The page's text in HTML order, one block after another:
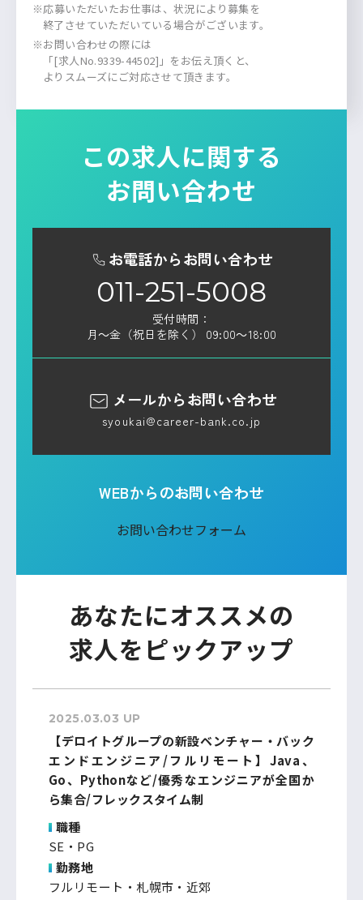
※応募いただいたお仕事は、状況により募集を
終了させていただいている場合がございます。
※お問い合わせの際には
「[求人No.9339-44502]」をお伝え頂くと、
よりスムーズにご対応させて頂きます。
この求人に関する
お問い合わせ
お電話からお問い合わせ
011-251-5008
受付時間：
月～金（祝日を除く） 09:00～18:00
メールからお問い合わせ
syoukai@career-bank.co.jp
WEBからのお問い合わせ
お問い合わせフォーム
あなたにオススメの
求人をピックアップ
2025.03.03 UP
【デロイトグループの新設ベンチャー・バック
エンドエンジニア/フルリモート】Java、
Go、Pythonなど/優秀なエンジニアが全国か
ら集合/フレックスタイム制
職種
SE・PG
勤務地
フルリモート・札幌市・近郊